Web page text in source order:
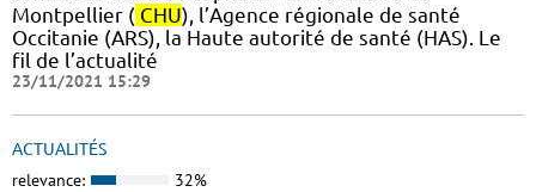
Montpellier ( CHU), l’Agence régionale de santé
Occitanie (ARS), la Haute autorité de santé (HAS). Le
fil de l’actualité
23/11/2021 15:29
ACTUALITÉS
relevance: 32%